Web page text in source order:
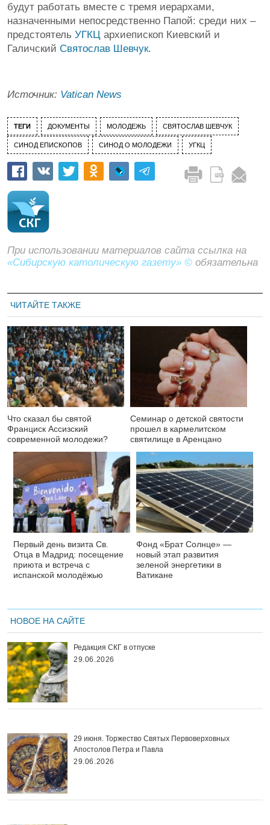
будут работать вместе с тремя иерархами,
назначенными непосредственно Папой: среди них –
предстоятель УГКЦ архиепископ Киевский и
Галичский Святослав Шевчук.
Источник: Vatican News
ТЕГИ ДОКУМЕНТЫ МОЛОДЕЖЬ СВЯТОСЛАВ ШЕВЧУК
СИНОД ЕПИСКОПОВ СИНОД О МОЛОДЕЖИ УГКЦ
При использовании материалов сайта ссылка на
«Сибирскую католическую газету» © обязательна
ЧИТАЙТЕ ТАКЖЕ
Что сказал бы святой
Франциск Ассизский
современной молодежи?
Семинар о детской святости
прошел в кармелитском
святилище в Аренцано
Первый день визита Св.
Отца в Мадрид: посещение
приюта и встреча с
испанской молодёжью
Фонд «Брат Солнце» —
новый этап развития
зеленой энергетики в
Ватикане
НОВОЕ НА САЙТЕ
Редакция СКГ в отпуске
29.06.2026
29 июня. Торжество Святых Первоверховных
Апостолов Петра и Павла
29.06.2026